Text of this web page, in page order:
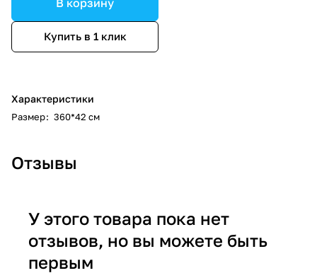
Купить в 1 клик
Характеристики
Размер: 360*42 см
Отзывы
У этого товара пока нет
отзывов, но вы можете быть
первым